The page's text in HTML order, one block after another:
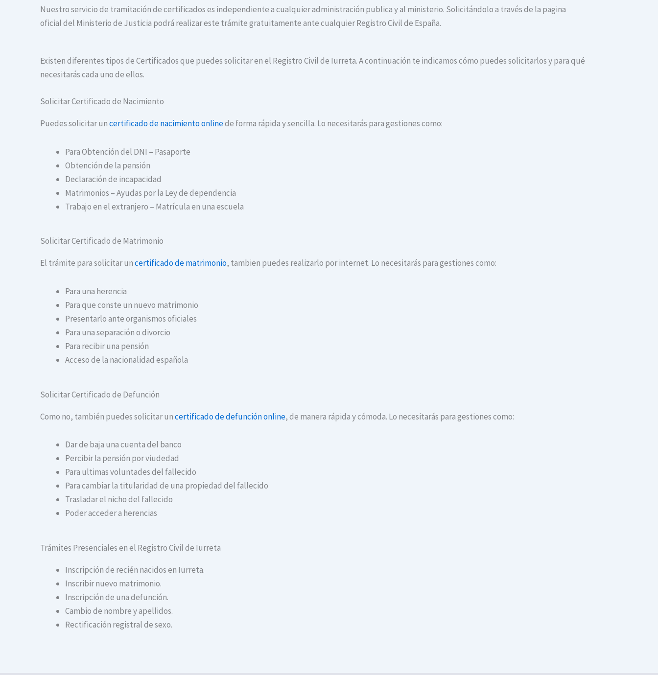
Nuestro servicio de tramitación de certificados es independiente a cualquier administración publica y al ministerio. Solicitándolo a través de la pagina
oficial del Ministerio de Justicia podrá realizar este trámite gratuitamente ante cualquier Registro Civil de España.
Existen diferentes tipos de Certificados que puedes solicitar en el Registro Civil de Iurreta. A continuación te indicamos cómo puedes solicitarlos y para qué
necesitarás cada uno de ellos.
Solicitar Certificado de Nacimiento
Puedes solicitar uncertificado de nacimiento onlinede forma rápida y sencilla. Lo necesitarás para gestiones como:
Para Obtención del DNI – Pasaporte
Obtención de la pensión
Declaración de incapacidad
Matrimonios – Ayudas por la Ley de dependencia
Trabajo en el extranjero – Matrícula en una escuela
Solicitar Certificado de Matrimonio
El trámite para solicitar uncertificado de matrimonio, tambien puedes realizarlo por internet. Lo necesitarás para gestiones como:
Para una herencia
Para que conste un nuevo matrimonio
Presentarlo ante organismos oficiales
Para una separación o divorcio
Para recibir una pensión
Acceso de la nacionalidad española
Solicitar Certificado de Defunción
Como no, también puedes solicitar uncertificado de defunción online, de manera rápida y cómoda. Lo necesitarás para gestiones como:
Dar de baja una cuenta del banco
Percibir la pensión por viudedad
Para ultimas voluntades del fallecido
Para cambiar la titularidad de una propiedad del fallecido
Trasladar el nicho del fallecido
Poder acceder a herencias
Trámites Presenciales en el Registro Civil de Iurreta
Inscripción de recién nacidos en Iurreta.
Inscribir nuevo matrimonio.
Inscripción de una defunción.
Cambio de nombre y apellidos.
Rectificación registral de sexo.